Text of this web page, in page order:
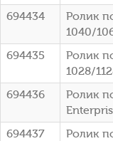
694434
Ролик
1040/
694435
Ролик
1028/
694436
Ролик
694437
Ролик